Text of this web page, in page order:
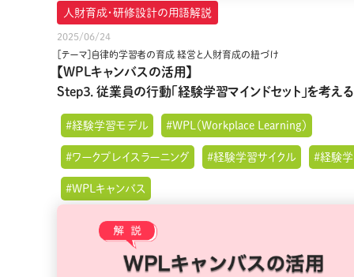
人財育成・研修設計の用語解説
2025/06/24
［テーマ］自律的学習者の育成 経営と人財育成の紐づけ
【WPLキャンバスの活用】
Step３．従業員の行動「経験学習マインドセット」を考える
#経験学習モデル #WPL（Workplace Learning）
#ワークプレイスラーニング #経験学習サイクル #経験
#WPLキャンバス